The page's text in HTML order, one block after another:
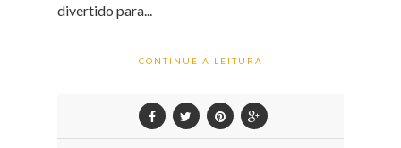
divertido para...
CONTINUE A LEITURA